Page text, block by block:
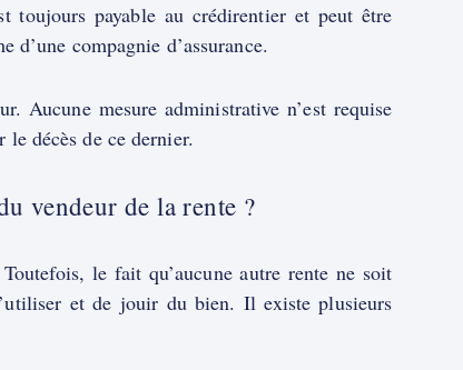
toujours payable au crédirentier et peut être
compagnie d’assurance.
Aucune mesure administrative n’est requise
décès de ce dernier.
vendeur de la rente ?
le fait qu’aucune autre rente ne soit
et de jouir du bien. Il existe plusieurs